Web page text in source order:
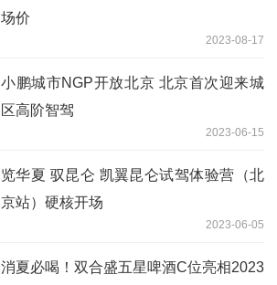
场价
2023-08-17
小鹏城市NGP开放北京 北京首次迎来城
区高阶智驾
2023-06-15
览华夏 驭昆仑 凯翼昆仑试驾体验营（北
京站）硬核开场
2023-06-05
消夏必喝！双合盛五星啤酒C位亮相2023